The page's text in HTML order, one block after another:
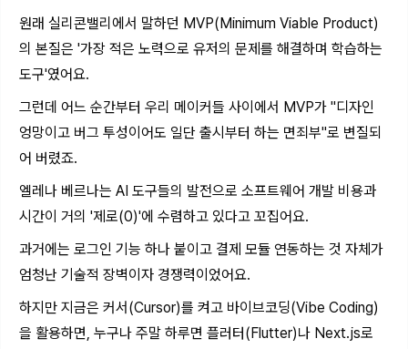
원래 실리콘밸리에서 말하던 MVP(Minimum Viable Product)
의 본질은 '가장 적은 노력으로 유저의 문제를 해결하며 학습하는
도구'였어요.
그런데 어느 순간부터 우리 메이커들 사이에서 MVP가 "디자인
엉망이고 버그 투성이어도 일단 출시부터 하는 면죄부"로 변질되
어 버렸죠.
엘레나 베르나는 AI 도구들의 발전으로 소프트웨어 개발 비용과
시간이 거의 '제로(0)'에 수렴하고 있다고 꼬집어요.
과거에는 로그인 기능 하나 붙이고 결제 모듈 연동하는 것 자체가
엄청난 기술적 장벽이자 경쟁력이었어요.
하지만 지금은 커서(Cursor)를 켜고 바이브코딩(Vibe Coding)
을 활용하면, 누구나 주말 하루면 플러터(Flutter)나 Next.js로